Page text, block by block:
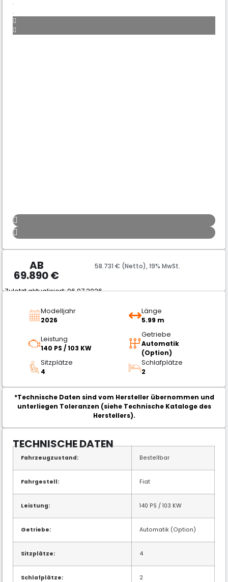
AB
69.890€
58.731 € (Netto), 19% MwSt.
Zuletzt aktualisiert: 06.07.2026
Modelljahr
2026
Länge
5.99 m
Leistung
140 PS / 103 KW
Getriebe
Automatik
(Option)
Sitzplätze
4
Schlafplätze
2
*Technische Daten sind vom Hersteller übernommen und
unterliegen Toleranzen (siehe Technische Kataloge des
Herstellers).
TECHNISCHE DATEN
Fahrzeugzustand: Bestellbar
Fahrgestell: Fiat
Leistung: 140 PS / 103 KW
Getriebe: Automatik (Option)
Sitzplätze: 4
Schlafplätze: 2